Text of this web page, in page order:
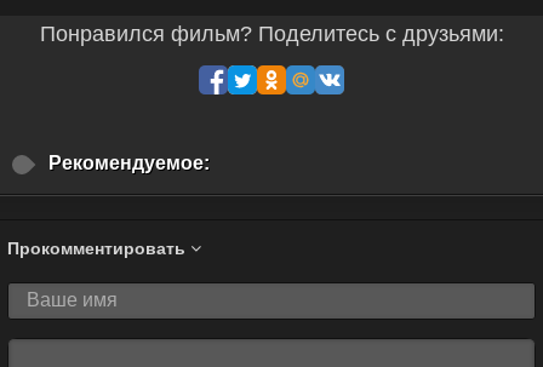
Понравился фильм? Поделитесь с друзьями:
Рекомендуемое:
Прокомментировать